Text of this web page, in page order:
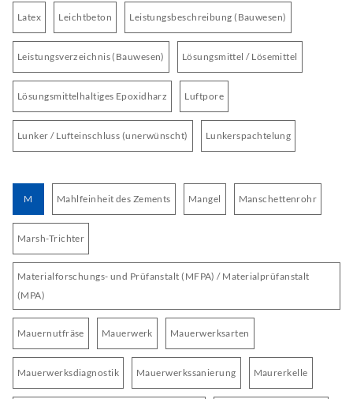
Latex Leichtbeton Leistungsbeschreibung (Bauwesen)
Leistungsverzeichnis (Bauwesen) Lösungsmittel / Lösemittel
Lösungsmittelhaltiges Epoxidharz Luftpore
Lunker / Lufteinschluss (unerwünscht) Lunkerspachtelung
M Mahlfeinheit des Zements Mangel Manschettenrohr
Marsh-Trichter
Materialforschungs- und Prüfanstalt (MFPA) / Materialprüfanstalt
(MPA)
Mauernutfräse Mauerwerk Mauerwerksarten
Mauerwerksdiagnostik Mauerwerkssanierung Maurerkelle